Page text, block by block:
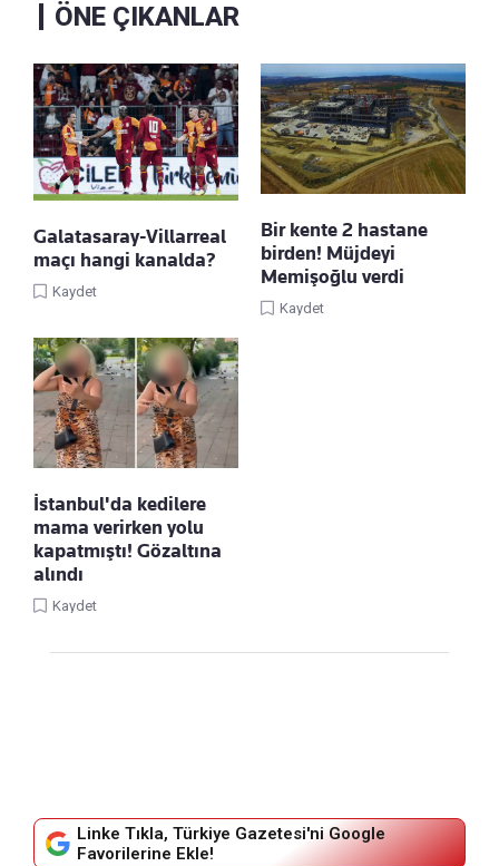
ÖNE ÇIKANLAR
Galatasaray-Villarreal
maçı hangi kanalda?
Kaydet
Bir kente 2 hastane
birden! Müjdeyi
Memişoğlu verdi
Kaydet
İstanbul'da kedilere
mama verirken yolu
kapatmıştı! Gözaltına
alındı
Kaydet
Linke Tıkla, Türkiye Gazetesi'ni Google
Favorilerine Ekle!